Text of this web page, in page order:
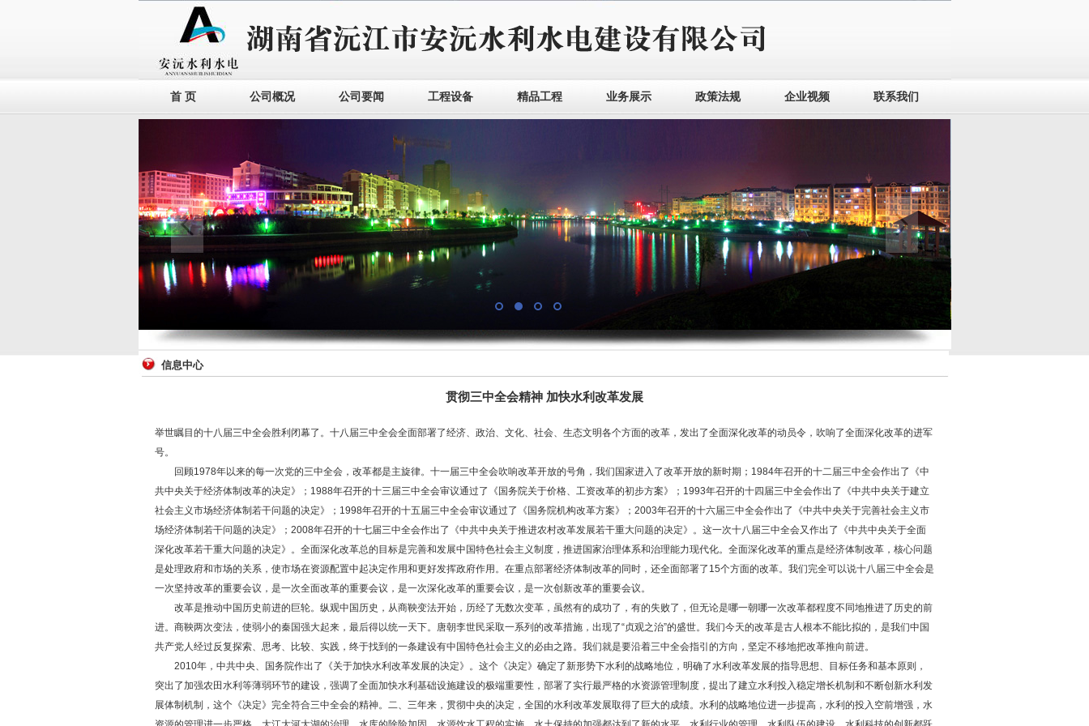
首 页 公司概况 公司要闻 工程设备 精品工程 业务展示 政策法规 企业视频 联系我们
信息中心
贯彻三中全会精神 加快水利改革发展
举世瞩目的十八届三中全会胜利闭幕了。十八届三中全会全面部署了经济、政治、文化、社会、生态文明各个方面的改革，发出了全面深化改革的动员令，吹响了全面深化改革的进军
号。
回顾1978年以来的每一次党的三中全会，改革都是主旋律。十一届三中全会吹响改革开放的号角，我们国家进入了改革开放的新时期；1984年召开的十二届三中全会作出了《中
共中央关于经济体制改革的决定》；1988年召开的十三届三中全会审议通过了《国务院关于价格、工资改革的初步方案》；1993年召开的十四届三中全会作出了《中共中央关于建立
社会主义市场经济体制若干问题的决定》；1998年召开的十五届三中全会审议通过了《国务院机构改革方案》；2003年召开的十六届三中全会作出了《中共中央关于完善社会主义市
场经济体制若干问题的决定》；2008年召开的十七届三中全会作出了《中共中央关于推进农村改革发展若干重大问题的决定》。这一次十八届三中全会又作出了《中共中央关于全面
深化改革若干重大问题的决定》。全面深化改革总的目标是完善和发展中国特色社会主义制度，推进国家治理体系和治理能力现代化。全面深化改革的重点是经济体制改革，核心问题
是处理政府和市场的关系，使市场在资源配置中起决定作用和更好发挥政府作用。在重点部署经济体制改革的同时，还全面部署了15个方面的改革。我们完全可以说十八届三中全会是
一次坚持改革的重要会议，是一次全面改革的重要会议，是一次深化改革的重要会议，是一次创新改革的重要会议。
改革是推动中国历史前进的巨轮。纵观中国历史，从商鞅变法开始，历经了无数次变革，虽然有的成功了，有的失败了，但无论是哪一朝哪一次改革都程度不同地推进了历史的前
进。商鞅两次变法，使弱小的秦国强大起来，最后得以统一天下。唐朝李世民采取一系列的改革措施，出现了“贞观之治”的盛世。我们今天的改革是古人根本不能比拟的，是我们中国
共产党人经过反复探索、思考、比较、实践，终于找到的一条建设有中国特色社会主义的必由之路。我们就是要沿着三中全会指引的方向，坚定不移地把改革推向前进。
2010年，中共中央、国务院作出了《关于加快水利改革发展的决定》。这个《决定》确定了新形势下水利的战略地位，明确了水利改革发展的指导思想、目标任务和基本原则，
突出了加强农田水利等薄弱环节的建设，强调了全面加快水利基础设施建设的极端重要性，部署了实行最严格的水资源管理制度，提出了建立水利投入稳定增长机制和不断创新水利发
展体制机制，这个《决定》完全符合三中全会的精神。二、三年来，贯彻中央的决定，全国的水利改革发展取得了巨大的成绩。水利的战略地位进一步提高，水利的投入空前增强，水